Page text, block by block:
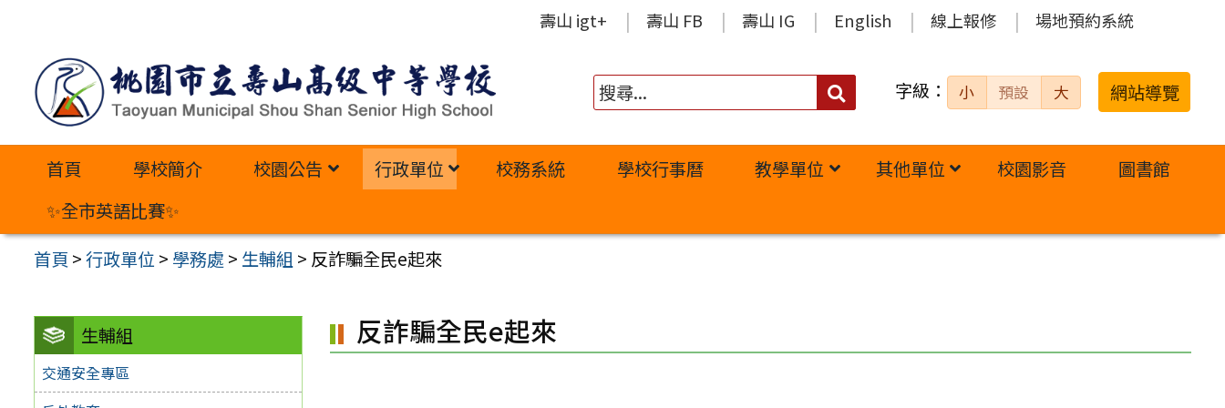
內
壽山 igt+ 壽山 FB 壽山 IG English 線上報修 場地預約系統
搜
字級： 小 預設 大 網站導覽
首頁 學校簡介 校園公告 行政單位 校務系統 學校行事曆 教學單位 其他單位 校園影音
圖書館
✨全市英語比賽✨
首頁 >行政單位 > 學務處 > 生輔組 > 反詐騙全民e起來
生輔組
交通安全專區
反詐騙全民e起來